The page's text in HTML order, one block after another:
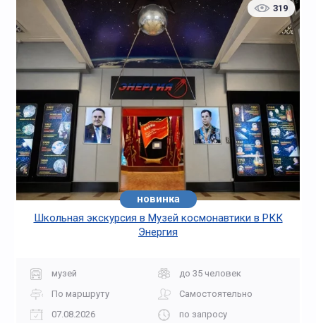
319
новинка
Школьная экскурсия в Музей космонавтики в РКК
Энергия
музей
до 35 человек
По маршруту
Самостоятельно
07.08.2026
по запросу